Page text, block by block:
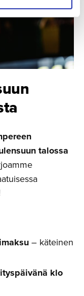
talossa
– käteinen
klo